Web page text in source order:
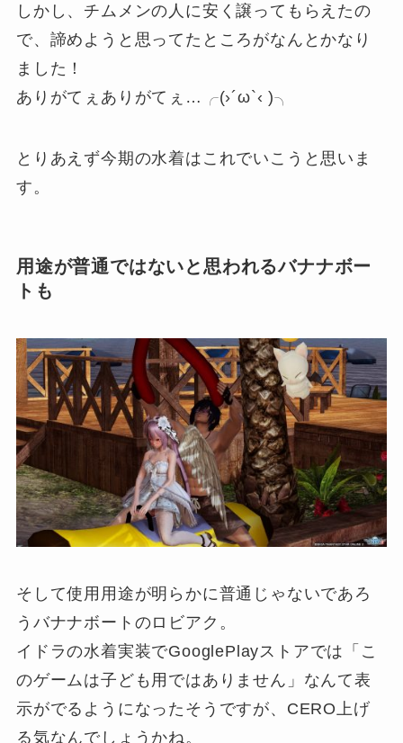
しかし、チムメンの人に安く譲ってもらえたの
で、諦めようと思ってたところがなんとかなり
ました！
ありがてぇありがてぇ…╭(›´ω`‹ )╮
とりあえず今期の水着はこれでいこうと思いま
す。
用途が普通ではないと思われるバナナボー
トも
そして使用用途が明らかに普通じゃないであろ
うバナナボートのロビアク。
イドラの水着実装でGooglePlayストアでは「こ
のゲームは子ども用ではありません」なんて表
示がでるようになったそうですが、CERO上げ
る気なんでしょうかね。